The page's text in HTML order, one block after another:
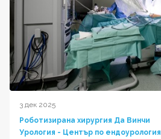
3 дек 2025
Роботизирана хирургия Да Винчи
Урология - Център по ендоурология